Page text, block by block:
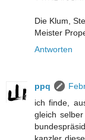
Die Klum,
Meister
Antworten
ppq
ich finde,
gleich
kanzler